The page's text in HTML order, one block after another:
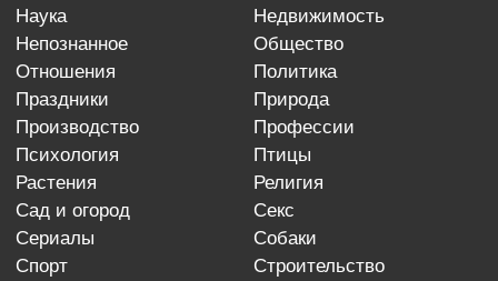
наука
недвижимость
непознанное
общество
отношения
политика
праздники
природа
производство
профессии
психология
птицы
растения
религия
сад и огород
секс
сериалы
собаки
спорт
строительство